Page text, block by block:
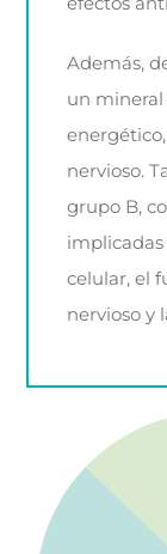
Además,
un
nervioso.
grupo B,
celular, el
nervioso y